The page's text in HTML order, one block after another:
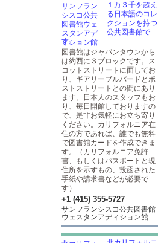
１万３千を超え
る日本語のコレ
クションを持つ
公共図書館で
す。
図書館はジャパンタウンから
は約西に３ブロックです。ス
コットストリートに面してお
り、ギアリーブルバードとポ
ストストリートとの間にあり
ます。日本人のスタッフもお
り、毎日開館しておりますの
で、是非お気軽にお立ち寄り
ください。カリフォルニア在
住の方であれば、誰でも無料
で図書館カードを作成できま
す。（カリフォルニア免許
書、もしくはパスポートと現
住所を示すもの、投函された
手紙や請求書などが必要で
す）
+1 (415) 355-5727
サンフランシスコ公共図書館
ウェスタンアディション館